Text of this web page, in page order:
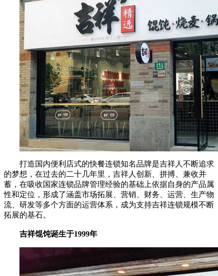
打造国内便利店式的快餐连锁知名品牌是吉祥人不断追求
的梦想，在过去的二十几年里，吉祥人创新、拼搏、兼收并
蓄，在吸收国家连锁品牌管理经验的基础上依据自身的产品属
性和定位，形成了涵盖市场拓展、营销、财务、运营、生产物
流、研发等多个方面的运营体系，成为支持吉祥连锁规模不断
拓展的基石。
吉祥馄饨诞生于1999年